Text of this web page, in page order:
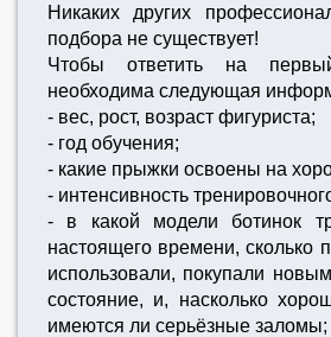
Никаких других
подбора не существует!
Чтобы ответить на
необходима следующая
- вес, рост, возраст фигуриста;
- год обучения;
- какие прыжки освоены на
- интенсивность
- в какой модели ботинок
настоящего времени, сколько
использовали, покупали
состояние, и, насколько
имеются ли серьёзные заломы;